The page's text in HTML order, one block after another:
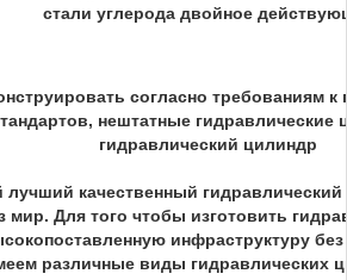
стали углерода двойное
согласно требованиям к
нештатные
гидравлический цилиндр
качественный гидравлический
мир. Для того чтобы изготовить
инфраструктуру
различные виды гидравлических